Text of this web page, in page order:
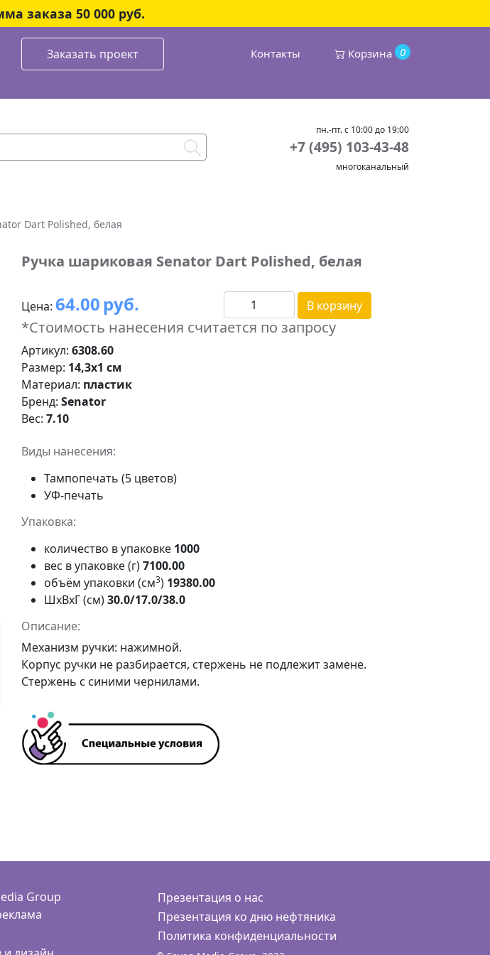
заказа 50 000 руб.
Заказать проект Контакты 0
Корзина
пн.-пт. с 10:00 до 19:00
+7 (495) 103-43-48
многоканальный
Dart Polished, белая
Ручка шариковая Senator Dart Polished, белая
Цена: 64.00 руб. В корзину
*Стоимость нанесения считается по запросу
Артикул: 6308.60
Размер: 14,3x1 см
Материал: пластик
Бренд: Senator
Вес: 7.10
Виды нанесения:
Тампопечать (5 цветов)
УФ-печать
Упаковка:
количество в упаковке 1000
вес в упаковке (г)7100.00
объём упаковки (см3) 19380.00
ШxВxГ (см)30.0/17.0/38.0
Описание:
Механизм ручки: нажимной.
Корпус ручки не разбирается, стержень не подлежит замене.
Стержень с синими чернилами.
Group
Презентация о нас
Презентация ко дню нефтяника
Политика конфиденциальности